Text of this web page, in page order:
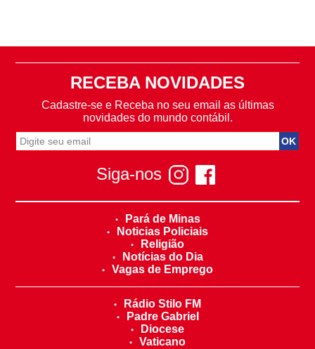
RECEBA NOVIDADES
Cadastre-se e Receba no seu email as últimas
novidades do mundo contábil.
Siga-nos
Pará de Minas
Noticias Policiais
Religião
Notícias do Dia
Vagas de Emprego
Rádio Stilo FM
Padre Gabriel
Diocese
Vaticano